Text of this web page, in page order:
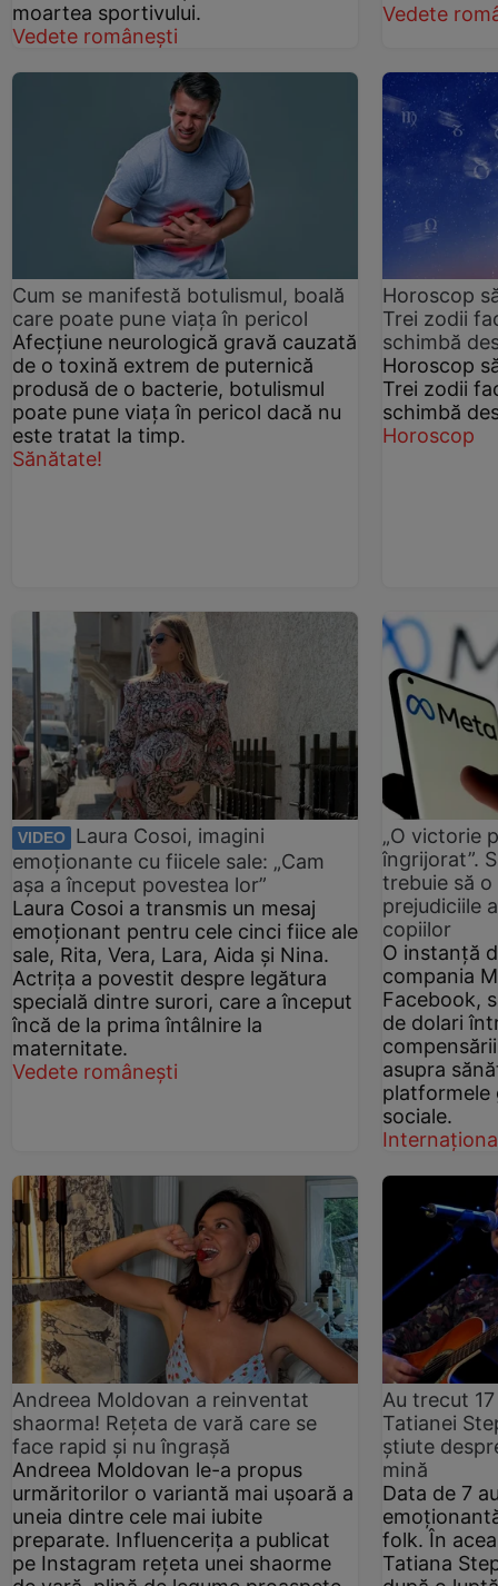
moartea sportivului.
Vedete românești
Vedete
Cum se manifestă botulismul, boală
care poate pune viaţa în pericol
Afecțiune neurologică gravă cauzată
de o toxină extrem de puternică
produsă de o bacterie, botulismul
poate pune viaţa în pericol dacă nu
este tratat la timp.
Sănătate!
Horoscop
Trei zodii
schimbă
Horoscop
Trei zodii
schimbă
Horoscop
VIDEO
Laura Cosoi, imagini
emoționante cu fiicele sale: „Cam
așa a început povestea lor”
Laura Cosoi a transmis un mesaj
emoționant pentru cele cinci fiice ale
sale, Rita, Vera, Lara, Aida și Nina.
Actrița a povestit despre legătura
specială dintre surori, care a început
încă de la prima întâlnire la
maternitate.
Vedete românești
„O victorie
îngrijorat”.
trebuie să
prejudiciile
copiilor
O instanță
compania
Facebook,
de dolari
asupra
platformele
sociale.
Andreea Moldovan a reinventat
shaorma! Rețeta de vară care se
face rapid și nu îngrașă
Andreea Moldovan le-a propus
urmăritorilor o variantă mai ușoară a
uneia dintre cele mai iubite
preparate. Influencerița a publicat
pe Instagram rețeta unei shaorme
Au trecut
Tatianei
știute
mină
Data de 7
folk. În
Tatiana